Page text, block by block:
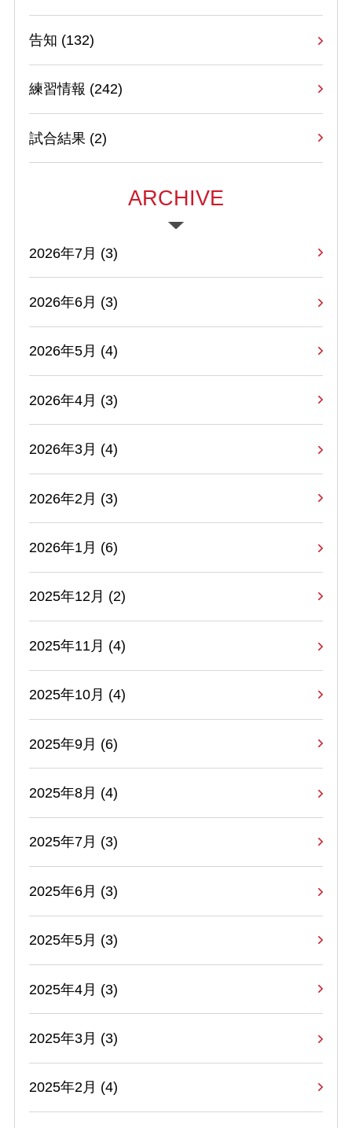
告知 (132)
練習情報 (242)
試合結果 (2)
ARCHIVE
2026年7月 (3)
2026年6月 (3)
2026年5月 (4)
2026年4月 (3)
2026年3月 (4)
2026年2月 (3)
2026年1月 (6)
2025年12月 (2)
2025年11月 (4)
2025年10月 (4)
2025年9月 (6)
2025年8月 (4)
2025年7月 (3)
2025年6月 (3)
2025年5月 (3)
2025年4月 (3)
2025年3月 (3)
2025年2月 (4)